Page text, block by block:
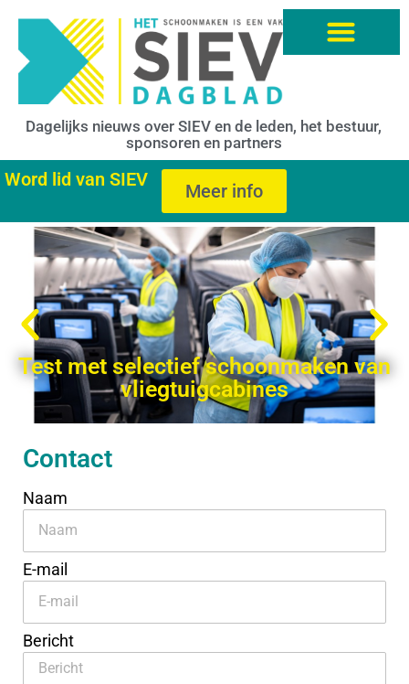
Dagelijks nieuws over SIEV en de leden, het bestuur,
sponsoren en partners
Word lid van SIEV
Meer info
Test met selectief schoonmaken van
vliegtuigcabines
Contact
Naam
E-mail
Bericht